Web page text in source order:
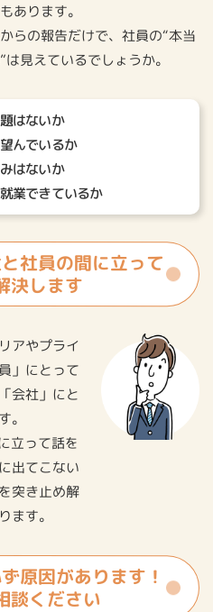
あります。
らの報告だけで、社員の“本当
は⾒えているでしょうか。
はないか
んでいるか
はないか
業できているか
社員の間に立って
決します
アやプライ
」にとって
会社」にと
。
立って話を
出てこない
突き止め解
ます。
原因があります！
談ください